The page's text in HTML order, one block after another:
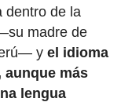
dentro de la
madre de
y el idioma
aunque más
lengua